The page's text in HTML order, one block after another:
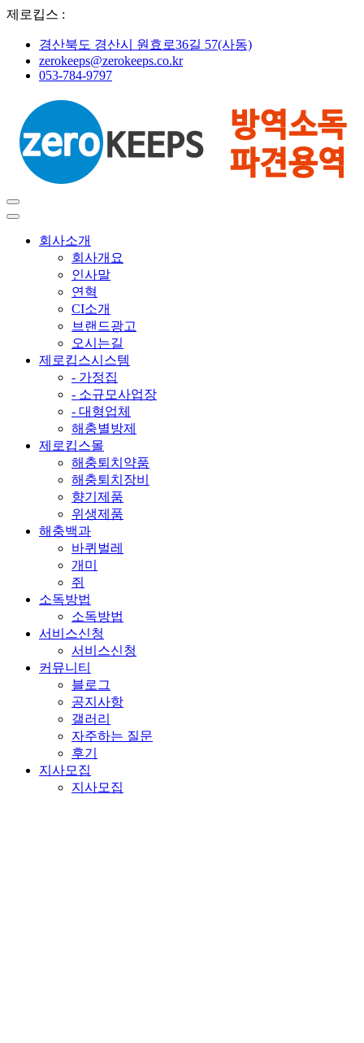
제로킵스 :
경산북도 경산시 원효로36길 57(사동)
zerokeeps@zerokeeps.co.kr
053-784-9797
회사소개
회사개요
인사말
연혁
CI소개
브랜드광고
오시는길
제로킵스시스템
- 가정집
- 소규모사업장
- 대형업체
해충별방제
제로킵스몰
해충퇴치약품
해충퇴치장비
향기제품
위생제품
해충백과
바퀴벌레
개미
쥐
소독방법
소독방법
서비스신청
서비스신청
커뮤니티
블로그
공지사항
갤러리
자주하는 질문
후기
지사모집
지사모집